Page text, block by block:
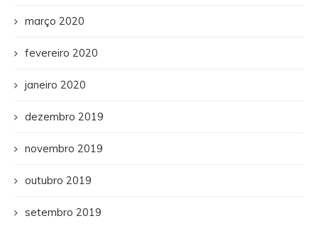
março 2020
fevereiro 2020
janeiro 2020
dezembro 2019
novembro 2019
outubro 2019
setembro 2019